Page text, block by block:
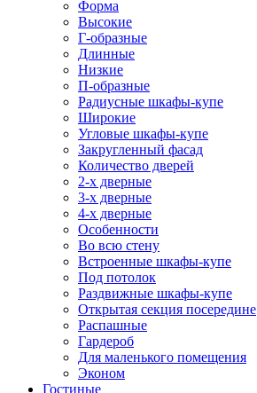
Форма
Высокие
Г-образные
Длинные
Низкие
П-образные
Радиусные шкафы-купе
Широкие
Угловые шкафы-купе
Закругленный фасад
Количество дверей
2-х дверные
3-х дверные
4-х дверные
Особенности
Во всю стену
Встроенные шкафы-купе
Под потолок
Раздвижные шкафы-купе
Открытая секция посередине
Распашные
Гардероб
Для маленького помещения
Эконом
Гостиные